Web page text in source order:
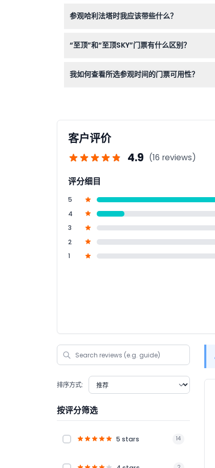
参观哈利法塔时我应该带些什么？
“至顶”和“至顶SKY”门票有什么区别？
我如何查看所选参观时间的门票可用性？
客户评价
4.9 (16 reviews)
评分细目
5
4
3
2
1
排序方式:
按评分筛选
5 stars 14